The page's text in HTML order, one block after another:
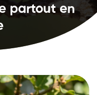
partout en